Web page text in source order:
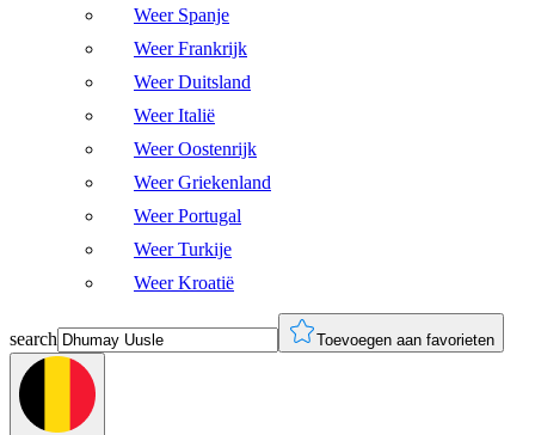
Weer Spanje
Weer Frankrijk
Weer Duitsland
Weer Italië
Weer Oostenrijk
Weer Griekenland
Weer Portugal
Weer Turkije
Weer Kroatië
search Toevoegen aan favorieten